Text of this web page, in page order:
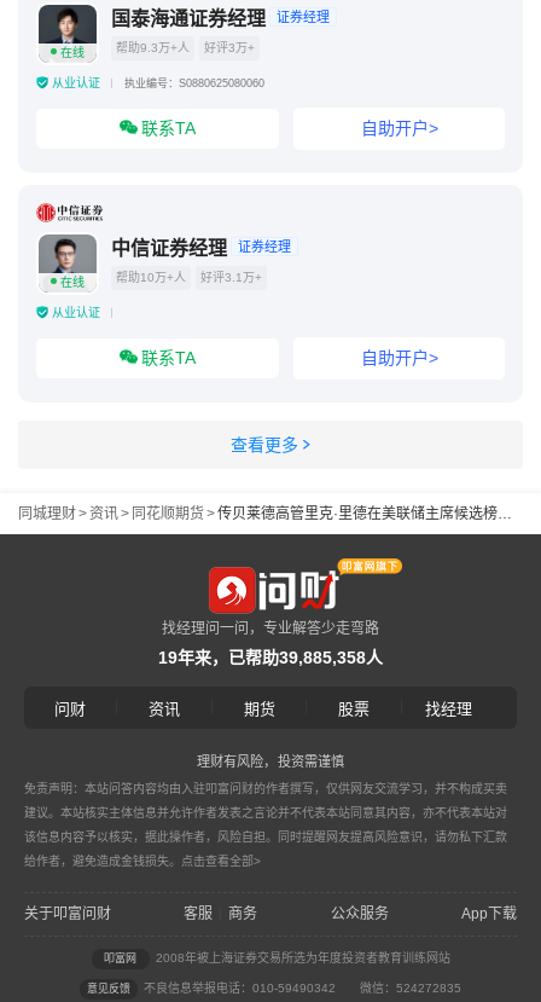
在线
国泰海通证券经理 证券经理
帮助9.3万+人 好评3万+
从业认证 执业编号：S0880625080060
联系TA 自助开户>
在线
中信证券经理 证券经理
帮助10万+人 好评3.1万+
从业认证
联系TA 自助开户>
查看更多
同城理财>资讯> 同花顺期货>
找经理问一问，专业解答少走弯路
19年来，已帮助39,885,358人
问财 资讯 期货 股票 找经理
理财有风险，投资需谨慎
免责声明：本站问答内容均由入驻叩富问财的作者撰写，仅供网友交流学习，并不构成买卖
建议。本站核实主体信息并允许作者发表之言论并不代表本站同意其内容，亦不代表本站对
该信息内容予以核实，据此操作者，风险自担。同时提醒网友提高风险意识，请勿私下汇款
给作者，避免造成金钱损失。 点击查看全部>
关于叩富问财 客服 商务 公众服务 App下载
叩富网 2008年被上海证券交易所选为年度投资者教育训练网站
意见反馈 不良信息举报电话：010-59490342 微信：524272835